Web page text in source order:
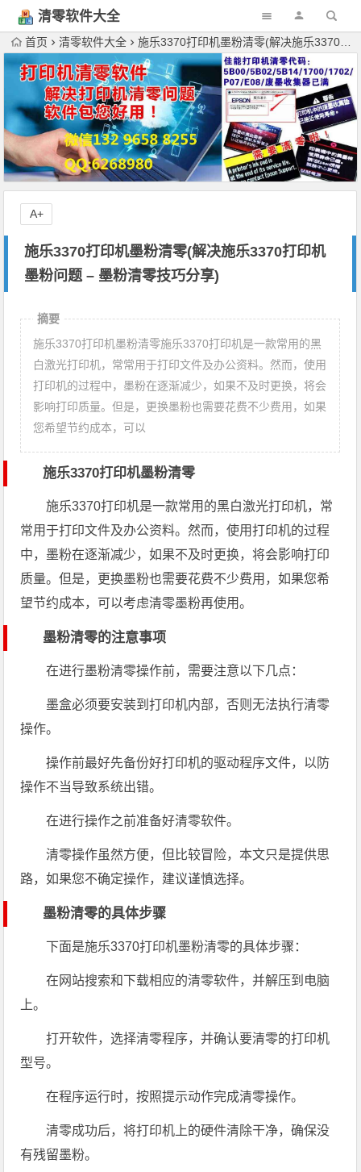
清零软件大全
下载
首页 清零软件大全 施乐3370打印机墨粉清零(解决施乐3370打印机墨粉问题 – 墨粉清零技巧分享)
施乐3370打印机墨粉清零(解决施乐3370打印机
墨粉问题 – 墨粉清零技巧分享)
A+
摘要
施乐3370打印机墨粉清零施乐3370打印机是一款常用的黑
白激光打印机，常常用于打印文件及办公资料。然而，使用
打印机的过程中，墨粉在逐渐减少，如果不及时更换，将会
影响打印质量。但是，更换墨粉也需要花费不少费用，如果
您希望节约成本，可以
施乐3370打印机墨粉清零
施乐3370打印机是一款常用的黑白激光打印机，常
常用于打印文件及办公资料。然而，使用打印机的过程
中，墨粉在逐渐减少，如果不及时更换，将会影响打印
质量。但是，更换墨粉也需要花费不少费用，如果您希
望节约成本，可以考虑清零墨粉再使用。
墨粉清零的注意事项
在进行墨粉清零操作前，需要注意以下几点：
墨盒必须要安装到打印机内部，否则无法执行清零
操作。
操作前最好先备份好打印机的驱动程序文件，以防
操作不当导致系统出错。
在进行操作之前准备好清零软件。
清零操作虽然方便，但比较冒险，本文只是提供思
路，如果您不确定操作，建议谨慎选择。
墨粉清零的具体步骤
下面是施乐3370打印机墨粉清零的具体步骤：
在网站搜索和下载相应的清零软件，并解压到电脑
上。
打开软件，选择清零程序，并确认要清零的打印机
型号。
在程序运行时，按照提示动作完成清零操作。
清零成功后，将打印机上的硬件清除干净，确保没
有残留墨粉。